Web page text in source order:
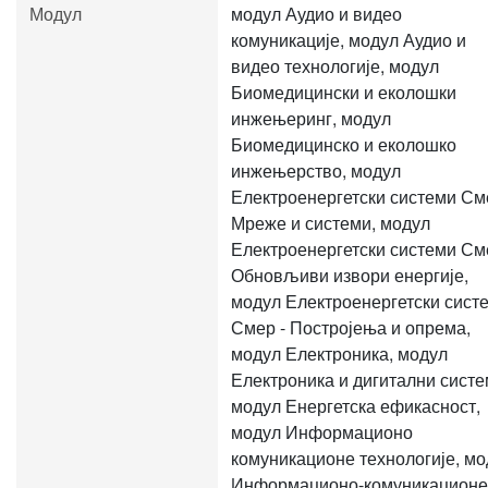
Модул
модул Аудио и видео
комуникације, модул Аудио и
видео технологије, модул
Биомедицински и еколошки
инжењеринг, модул
Биомедицинско и еколошко
инжењерство, модул
Електроенергетски системи
Мреже и системи, модул
Електроенергетски системи
Обновљиви извори енергије,
модул Електроенергетски
Смер - Постројења и опрема,
модул Електроника, модул
Електроника и дигитални
модул Енергетска ефикасност,
модул Информационо
комуникационе технологије,